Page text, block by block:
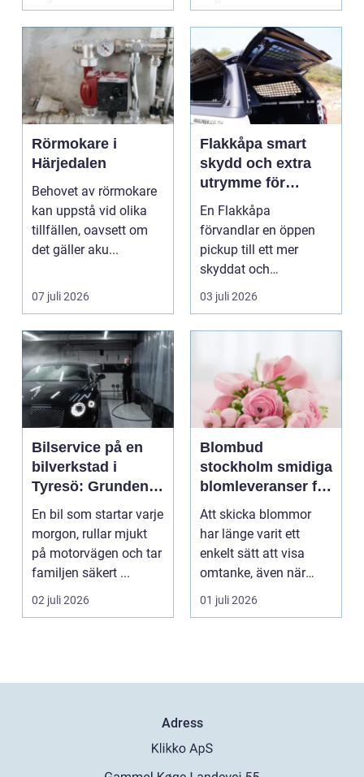
Rörmokare i
Härjedalen
Behovet av rörmokare
kan uppstå vid olika
tillfällen, oavsett om
det gäller aku...
07 juli 2026
Flakkåpa smart
skydd och extra
utrymme för
pickup
En Flakkåpa
förvandlar en öppen
pickup till ett mer
skyddat och
användbart fordon.
Lasten hamnar tor...
03 juli 2026
Bilservice på en
bilverkstad i
Tyresö: Grunden
för en trygg och
hållbar bilvardag
En bil som startar varje
morgon, rullar mjukt
på motorvägen och tar
familjen säkert ...
02 juli 2026
Blombud
stockholm smidiga
blomleveranser för
alla tillfällen
Att skicka blommor
har länge varit ett
enkelt sätt att visa
omtanke, även när
avståndet är stort ell...
01 juli 2026
Adress